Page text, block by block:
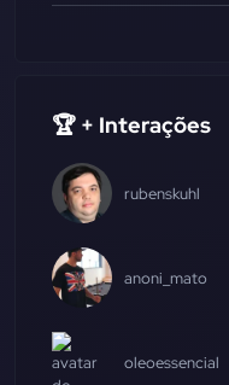
🏆 + Interações
rubenskuhl
anoni_mato
oleoessencial